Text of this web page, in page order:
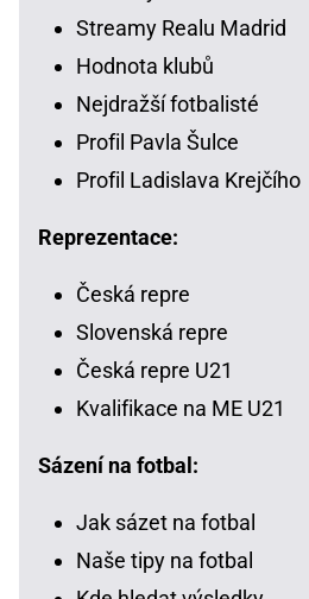
Streamy Realu Madrid
Hodnota klubů
Nejdražší fotbalisté
Profil Pavla Šulce
Profil Ladislava Krejčího
Reprezentace:
Česká repre
Slovenská repre
Česká repre U21
Kvalifikace na ME U21
Sázení na fotbal:
Jak sázet na fotbal
Naše tipy na fotbal